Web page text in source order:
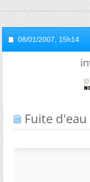
08/01/2007, 15h14
Fuite